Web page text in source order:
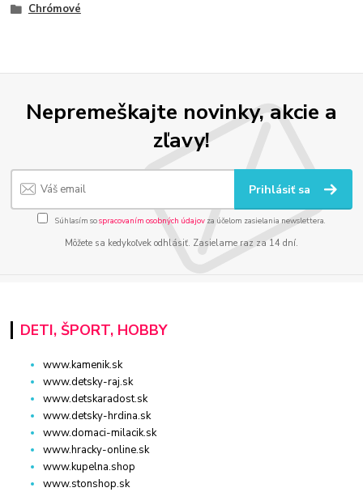
Chrómové
Nepremeškajte novinky, akcie a
zľavy!
Prihlásiť sa
Súhlasím sospracovaním osobných údajov za účelom zasielania newslettera.
Môžete sa kedykoľvek odhlásiť. Zasielame raz za 14 dní.
DETI, ŠPORT, HOBBY
www.kamenik.sk
www.detsky-raj.sk
www.detskaradost.sk
www.detsky-hrdina.sk
www.domaci-milacik.sk
www.hracky-online.sk
www.kupelna.shop
www.stonshop.sk